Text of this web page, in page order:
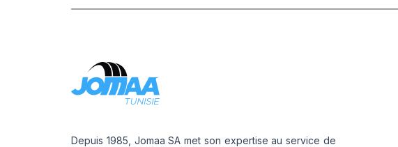
Depuis 1985, Jomaa SA met son expertise au service de